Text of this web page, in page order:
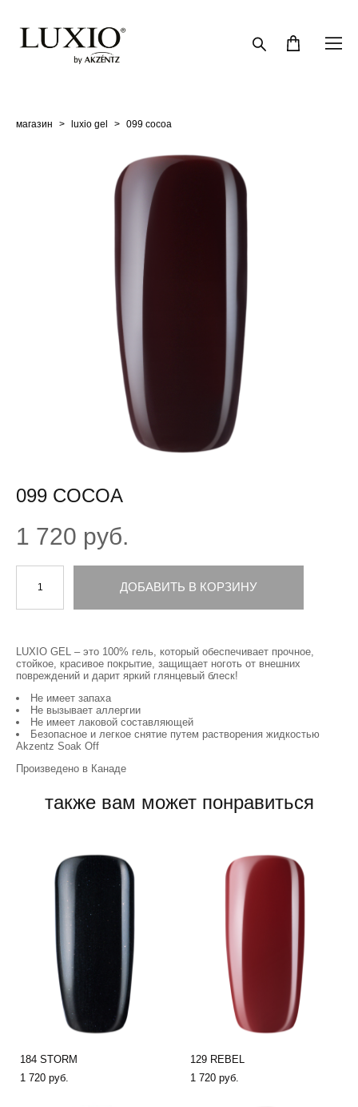
магазин > luxio gel > 099 cocoa
099 COCOA
1 720 pуб.
ДОБАВИТЬ В КОРЗИНУ
LUXIO GEL – это 100% гель, который обеспечивает прочное,
стойкое, красивое покрытие, защищает ноготь от внешних
повреждений и дарит яркий глянцевый блеск!
Не имеет запаха
Не вызывает аллергии
Не имеет лаковой составляющей
Безопасное и легкое снятие путем растворения жидкостью
Akzentz Soak Off
Произведено в Канаде
также вам может понравиться
184 STORM
1 720 pуб.
129 REBEL
1 720 pуб.